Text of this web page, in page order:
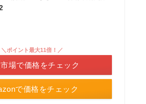
で価格をチェック
＼ポイント最大11倍！／
場で価格をチェック